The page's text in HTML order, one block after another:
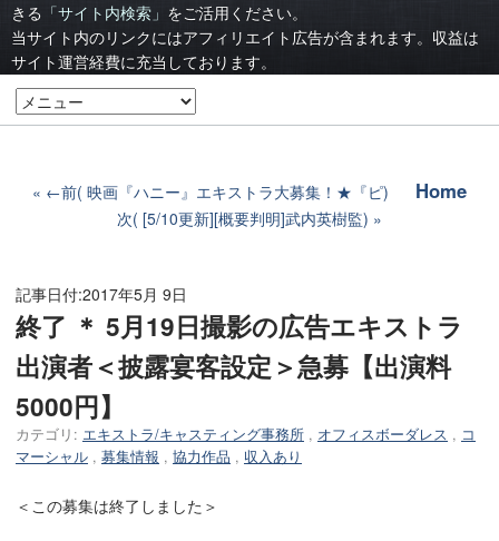
きる 「サイト内検索」 をご活用ください。
当サイト内のリンクにはアフィリエイト広告が含まれます。収益は
サイト運営経費に充当しております。
←前( 映画『ハニー』エキストラ大募集！★『ピ) Home
次( [5/10更新][概要判明]武内英樹監)
記事日付:2017年5月 9日
終了 ＊ 5月19日撮影の広告エキストラ
出演者＜披露宴客設定＞急募【出演料
5000円】
カテゴリ: エキストラ/キャスティング事務所 , オフィスボーダレス , コ
マーシャル , 募集情報 , 協力作品 , 収入あり
＜この募集は終了しました＞